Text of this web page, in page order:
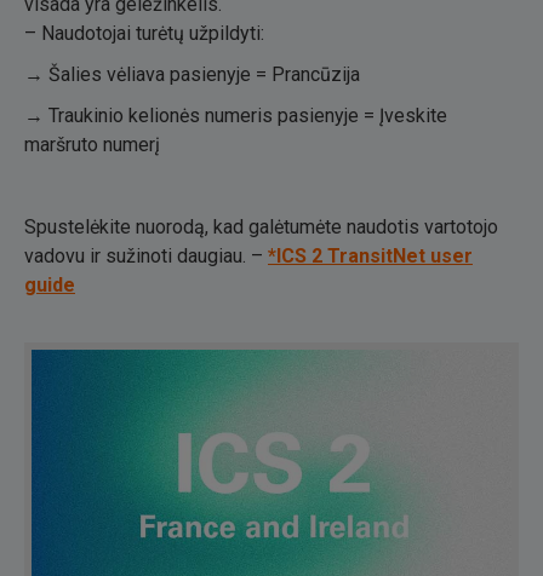
– Naudotojai turėtų užpildyti:
→ Šalies vėliava pasienyje = Prancūzija
→ Traukinio kelionės numeris pasienyje = Įveskite
maršruto numerį
Spustelėkite nuorodą, kad galėtumėte naudotis vartotojo
vadovu ir sužinoti daugiau. – *ICS 2 TransitNet user
guide